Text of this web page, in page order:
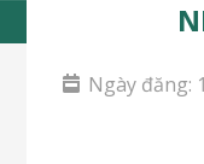
Ngày đăng: